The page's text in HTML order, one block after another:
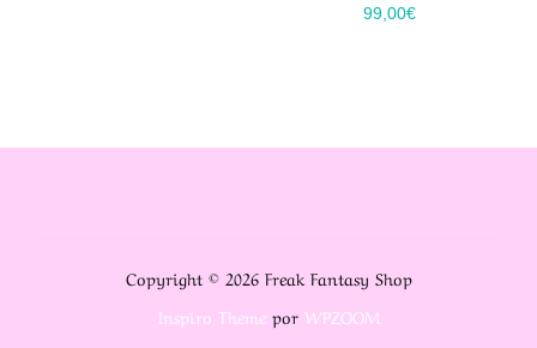
99,00€
Copyright © 2026 Freak Fantasy Shop
Inspiro Themepor WPZOOM